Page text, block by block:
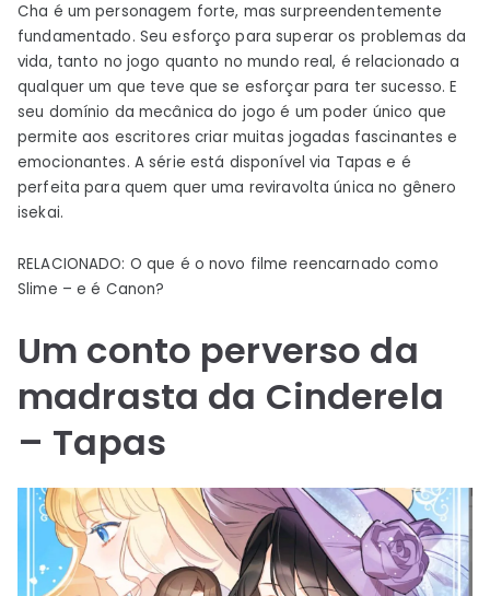
Cha é um personagem forte, mas surpreendentemente
fundamentado. Seu esforço para superar os problemas da
vida, tanto no jogo quanto no mundo real, é relacionado a
qualquer um que teve que se esforçar para ter sucesso. E
seu domínio da mecânica do jogo é um poder único que
permite aos escritores criar muitas jogadas fascinantes e
emocionantes. A série está disponível via Tapas e é
perfeita para quem quer uma reviravolta única no gênero
isekai.
RELACIONADO: O que é o novo filme reencarnado como
Slime – e é Canon?
Um conto perverso da
madrasta da Cinderela
– Tapas